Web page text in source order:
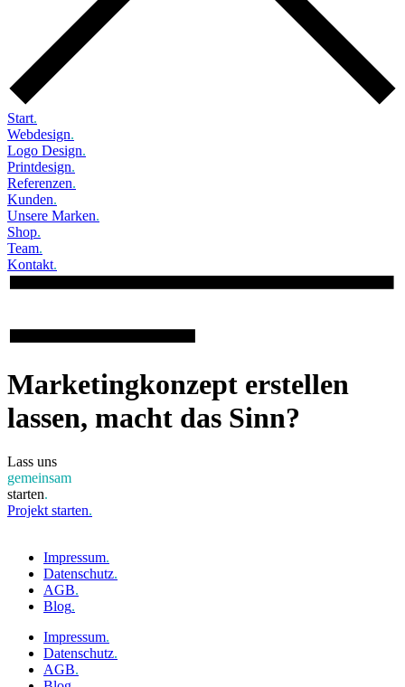
Start.
Webdesign.
Logo Design.
Printdesign.
Referenzen.
Kunden.
Unsere Marken.
Shop.
Team.
Kontakt.
Marketingkonzept erstellen
lassen, macht das Sinn?
Lass uns
gemeinsam
starten.
Projekt starten.
Impressum.
Datenschutz.
AGB.
Blog.
Impressum.
Datenschutz.
AGB.